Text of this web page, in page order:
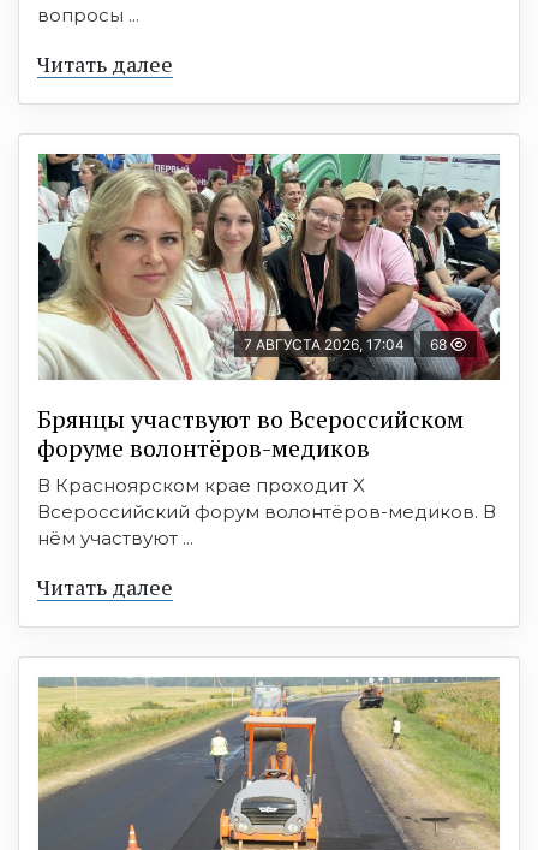
вопросы ...
Читать далее
7 АВГУСТА 2026, 17:04 68
Брянцы участвуют во Всероссийском
форуме волонтёров-медиков
В Красноярском крае проходит X
Всероссийский форум волонтёров-медиков. В
нём участвуют ...
Читать далее